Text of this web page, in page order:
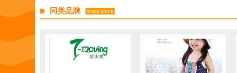
同类品牌 brand about